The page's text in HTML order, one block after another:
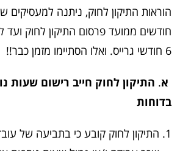
חודשים ממועד פרסום התיקון לחוק ועד
6 חודשי גרייס. ואלו הסתיימו מזמן כבר!!
א. התיקון לחוק חייב רישום שעות
בדוחות
התיקון לחוק קובע כי בתביעה של